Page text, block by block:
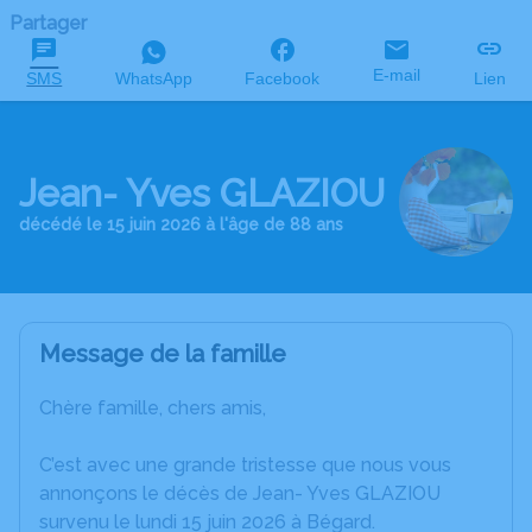
Partager
SMS WhatsApp Facebook E-mail Lien
Jean- Yves GLAZIOU
décédé le 15 juin 2026 à l'âge de 88 ans
Message de la famille
Chère famille, chers amis,
C’est avec une grande tristesse que nous vous
annonçons le décès de Jean- Yves GLAZIOU
survenu le lundi 15 juin 2026 à Bégard.